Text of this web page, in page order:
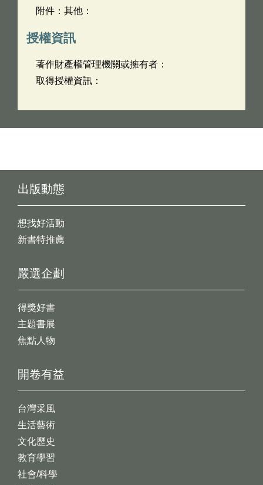
附件：其他：
授權資訊
著作財產權管理機關或擁有者：
取得授權資訊：
出版動態
想找好活動
新書特推薦
開卷有益
台灣采風
生活藝術
文化歷史
教育學習
社會/科學
嚴選企劃
得獎好書
主題書展
焦點人物